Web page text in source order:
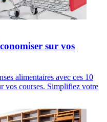
sur vos
alimentaires avec ces 10
vos courses. Simplifiez votre